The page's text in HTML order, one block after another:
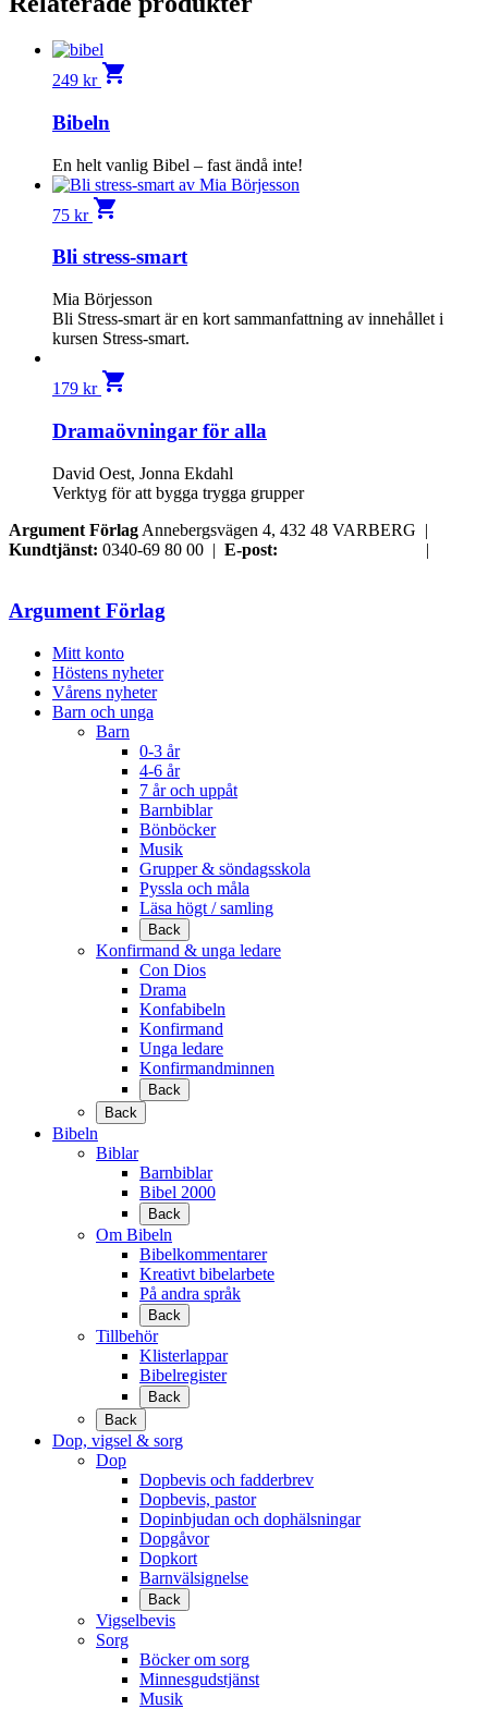
249 kr shopping_cart
Bibeln
En helt vanlig Bibel – fast ändå inte!
75 kr shopping_cart
Bli stress-smart
Mia Börjesson
Bli Stress-smart är en kort sammanfattning av innehållet i
kursen Stress-smart.
179 kr shopping_cart
Dramaövningar för alla
David Oest, Jonna Ekdahl
Verktyg för att bygga trygga grupper
Argument Förlag Annebergsvägen 4, 432 48 VARBERG |
Kundtjänst: 0340-69 80 00 | E-post:
|
Argument Förlag
Mitt konto
Höstens nyheter
Vårens nyheter
Barn och unga
Barn
0-3 år
4-6 år
7 år och uppåt
Barnbiblar
Bönböcker
Musik
Grupper & söndagsskola
Pyssla och måla
Läsa högt / samling
Back
Konfirmand & unga ledare
Con Dios
Drama
Konfabibeln
Konfirmand
Unga ledare
Konfirmandminnen
Back
Back
Bibeln
Biblar
Barnbiblar
Bibel 2000
Back
Om Bibeln
Bibelkommentarer
Kreativt bibelarbete
På andra språk
Back
Tillbehör
Klisterlappar
Bibelregister
Back
Back
Dop, vigsel & sorg
Dop
Dopbevis och fadderbrev
Dopbevis, pastor
Dopinbjudan och dophälsningar
Dopgåvor
Dopkort
Barnvälsignelse
Back
Vigselbevis
Sorg
Böcker om sorg
Minnesgudstjänst
Musik